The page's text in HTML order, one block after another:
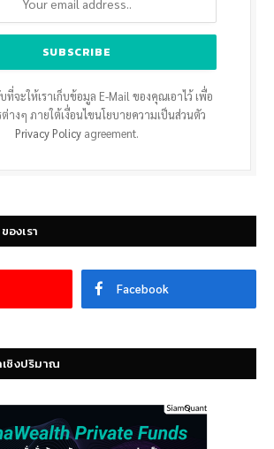
จะให้เราเก็บข้อมูล E-Mail ของคุณเอาไว้ เพื่อ
างๆ ภายใต้เงื่อนไขนโยบายความเป็นส่วนตัว
Privacy Policyagreement.
องเรา
Facebook
ชิงปริมาณ